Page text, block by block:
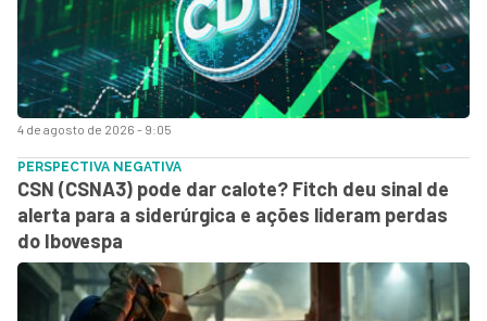
4 de agosto de 2026 - 9:05
PERSPECTIVA NEGATIVA
CSN (CSNA3) pode dar calote? Fitch deu sinal de
alerta para a siderúrgica e ações lideram perdas
do Ibovespa